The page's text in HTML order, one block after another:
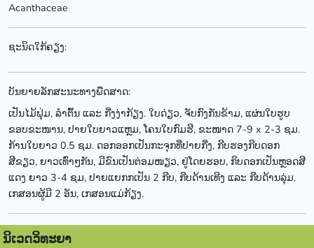
Acanthaceae
ຊະນິດໃກ້ຄຽງ:
ບັນຍາຍລັກສະນະທາງພືດສາດ:
ເປັນໄມ້ຟຸ່ມ, ລຳຕົ້ນ ແລະ ກີ່ງງ່າກ້ຽງ. ໃບດ່ຽວ, ຈັບກົງກັນຂ້າມ, ແຜ່ນໃບຮູບ
ຂອບຂະໜານ, ປາຍໃບຍາວແຫຼມ, ໂຄນໃບກົມຮີ, ຂະໜາດ 7-9 x 2-3 ຊມ.
ກ້ານໃບຍາວ 0.5 ຊມ. ດອກອອກເປັນກະຈຸກທີ່ປາຍກີ່ງ, ກີບຮອງກີບດອກ
ສີຂຽວ, ຍາວເທົ່າໆກັນ, ມີຂົນເປັນຕ່ອມໜຽວ, ຢູ່ໂດຍຮອບ, ກິບດອກເປັນຫຼອດສີ
ແດງ ຍາວ 3-4 ຊມ, ປາຍແຍກກເປັນ 2 ກີບ, ກີບດ້ານເທີງ ແລະ ກີບດ້ານລຸ່ມ.
ເກສອນຜູ້ມີ 2 ອັນ, ເກສອນແມ່ກ້ຽງ.
ນິເວດວິທະຍາ